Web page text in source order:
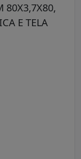
80X3,7X80,
E TELA